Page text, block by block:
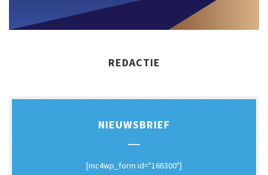
REDACTIE
NIEUWSBRIEF
[mc4wp_form id="166300"]